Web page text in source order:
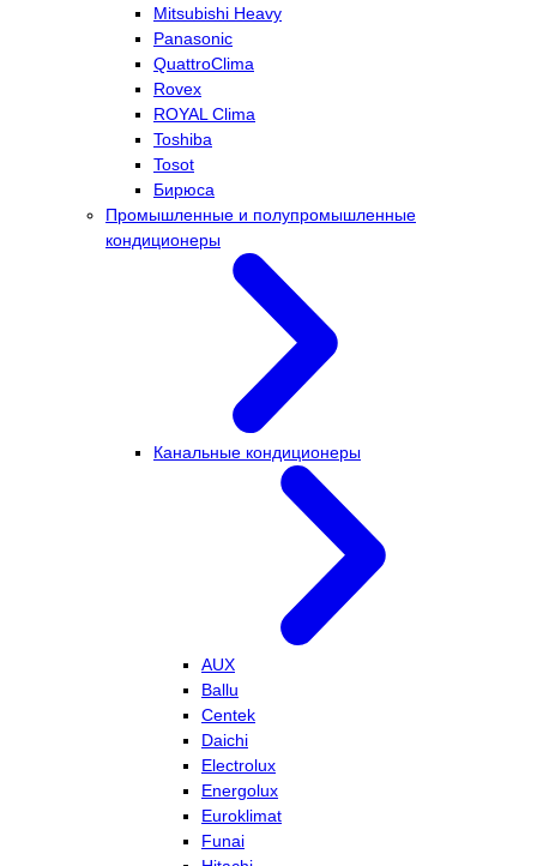
Mitsubishi Heavy
Panasonic
QuattroClima
Rovex
ROYAL Clima
Toshiba
Tosot
Бирюса
Промышленные и полупромышленные
кондиционеры
Канальные кондиционеры
AUX
Ballu
Centek
Daichi
Electrolux
Energolux
Euroklimat
Funai